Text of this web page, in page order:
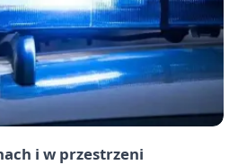
i w przestrzeni